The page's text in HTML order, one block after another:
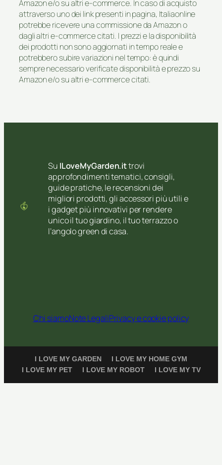
Amazon e/o su altri e-commerce. In caso di acquisto
attraverso uno dei link presenti in pagina, Italiaonline
potrebbe ricevere una commissione da Amazon o
dagli altri e-commerce citati. I prezzi e la disponibilità
dei prodotti non sono aggiornati in tempo reale e
potrebbero subire variazioni nel tempo: è quindi
sempre necessario verificate disponibilità e prezzo su
Amazon e/o su altri e-commerce citati.
Su ILoveMyGarden.ittrovi
approfondimenti tematici, consigli,
guide pratiche, le recensioni dei
migliori prodotti, gli accessori più utili e
i gadget più innovativi per rendere
unico il tuo giardino, il tuo terrazzo o
l’angolo green di casa.
Chi siamoNote LegaliPrivacy e cookie policy
I LOVE MY GARDEN
I LOVE MY HOME GYM
I LOVE MY PET
I LOVE MY ROBOT I LOVE MY TV